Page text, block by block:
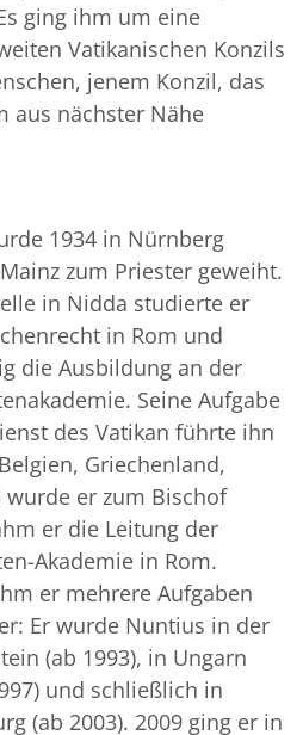
ging ihm um eine
Vatikanischen Konzils
jenem Konzil, das
aus nächster Nähe
1934 in Nürnberg
zum Priester geweiht.
in Nidda studierte er
in Rom und
die Ausbildung an der
Seine Aufgabe
des Vatikan führte ihn
Griechenland,
wurde er zum Bischof
er die Leitung der
Akademie in Rom.
er mehrere Aufgaben
Er wurde Nuntius in der
(ab 1993), in Ungarn
und schließlich in
(ab 2003). 2009 ging er in